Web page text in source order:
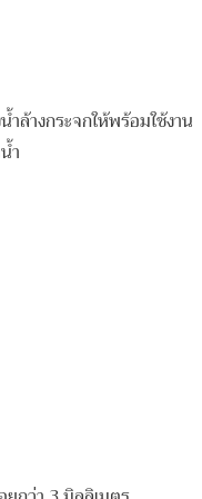
ล้างกระจกให้พร้อมใช้งาน
ำ